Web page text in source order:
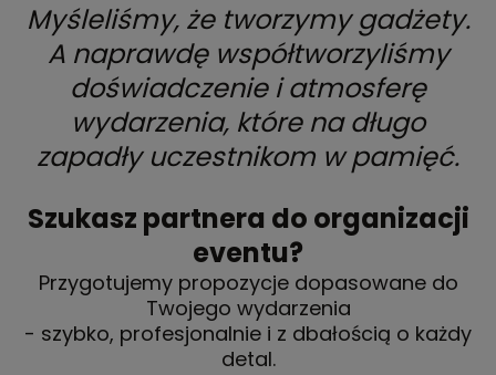
Myśleliśmy, że tworzymy gadżety.
A naprawdę współtworzyliśmy
doświadczenie i atmosferę
wydarzenia, które na długo
zapadły uczestnikom w pamięć.
Szukasz partnera do organizacji
eventu?
Przygotujemy propozycje dopasowane do
Twojego wydarzenia
- szybko, profesjonalnie i z dbałością o każdy
detal.